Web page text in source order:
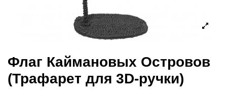
Флаг Каймановых Островов
(Трафарет для 3D-ручки)